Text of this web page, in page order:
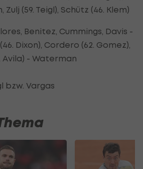
(59. Teigl), Schütz (46. Klem)
Benitez, Cummings, Davis -
Dixon), Cordero (62. Gomez),
Avila) - Waterman
bzw. Vargas